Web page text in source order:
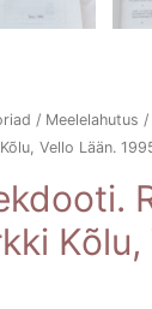
/ Meelelahutus /
Vello Lään.
Kõlu,